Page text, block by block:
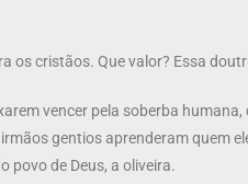
os cristãos. Que valor? Essa
vencer pela soberba
gentios aprenderam quem
povo de Deus, a oliveira.